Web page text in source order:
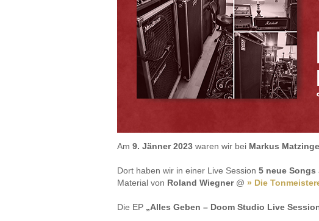
Am 9. Jänner 2023 waren wir bei Markus
Dort haben wir in einer Live Session 5 neue Songs
Material von Roland Wiegner@ » Die
Die EP „Alles Geben – Doom Studio Live